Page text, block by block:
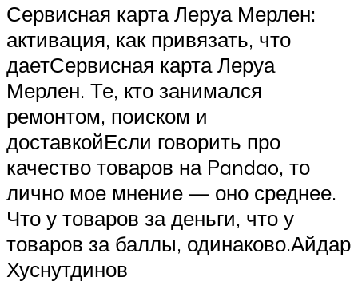
Сервисная карта Леруа Мерлен:
активация, как привязать, что
даетСервисная карта Леруа
Мерлен. Те, кто занимался
ремонтом, поиском и
доставкойЕсли говорить про
качество товаров на Pandao, то
лично мое мнение — оно среднее.
Что у товаров за деньги, что у
товаров за баллы, одинаково.Айдар
Хуснутдинов